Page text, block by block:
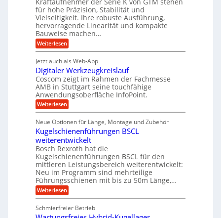
e
t
r
i
e
b
e
f
ü
r
r
a
e
U
m
g
e
b
u
n
g
e
u
f
t
r
a
s
i
n
g
a
n
g
e
,
w
e
n
i
g
e
r
S
t
e
l
e
n
a
n
g
e
n
g
e
t
r
i
e
b
e
f
ü
r
r
ä
i
s
e
H
u
b
b
e
w
e
g
Kraftaufnehmer der Serie K von GTM stehen
für hohe Präzision, Stabilität und
Vielseitigkeit. Ihre robuste Ausführung,
hervorragende Linearität und kompakte
Bauweise machen…
Weiterlesen:
P
ä
z
i
s
i
o
n
f
r
A
u
t
o
m
o
t
i
v
e
n
d
Jetzt auch als Web-App
Digitaler Werkzeugkreislauf
Coscom zeigt im Rahmen der Fachmesse
AMB in Stuttgart seine touchfähige
Anwendungsoberfläche InfoPoint.
Weiterlesen:
D
g
i
t
a
l
e
r
W
e
r
k
z
e
u
Neue Optionen für Länge, Montage und Zubehör
Kugelschienenführungen BSCL
weiterentwickelt
Bosch Rexroth hat die
Kugelschienenführungen BSCL für den
mittleren Leistungsbereich weiterentwickelt:
Neu im Programm sind mehrteilige
Führungsschienen mit bis zu 50m Länge,…
Weiterlesen:
K
g
Schmierfreier Betrieb